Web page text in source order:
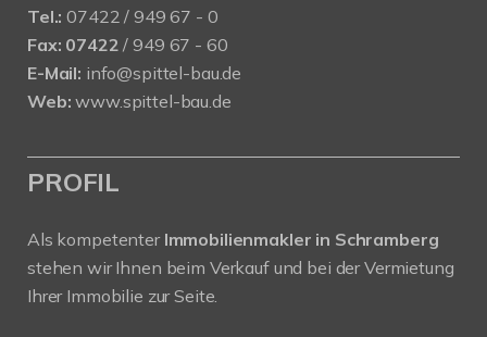
Tel.: 07422 / 949 67 - 0
Fax: 07422 / 949 67 - 60
E-Mail: info@spittel-bau.de
Web: www.spittel-bau.de
PROFIL
Als kompetenter Immobilienmakler in Schramberg
stehen wir Ihnen beim Verkauf und bei der Vermietung
Ihrer Immobilie zur Seite.